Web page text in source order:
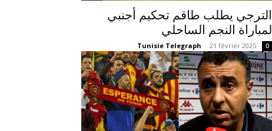
الترجي يطلب طاقم تحكيم أجنبي
لمباراة النجم الساحلي
Tunisie Telegraph - 21 février 2025 0